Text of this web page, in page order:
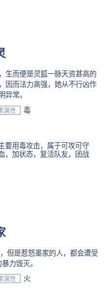
生而便是灵狐一脉天资甚高的
因而法力高强，她从不行凶作
异常。
属性 毒
要用毒攻击，属于可攻可守
，加状态，复活队友，团战
但是惹怒墨家的人，都会遭受
力毁灭。
属性 火